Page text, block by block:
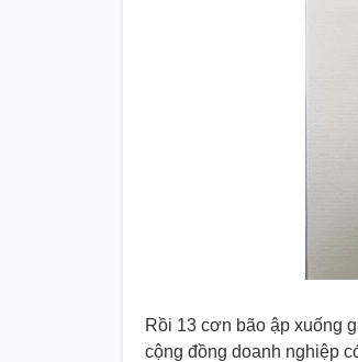
Rồi 13 cơn bão ập xuống
cộng đồng doanh nghiệp